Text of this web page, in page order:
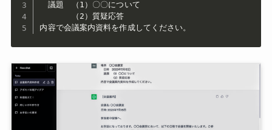
議題　（1）〇〇について
（2）質疑応答